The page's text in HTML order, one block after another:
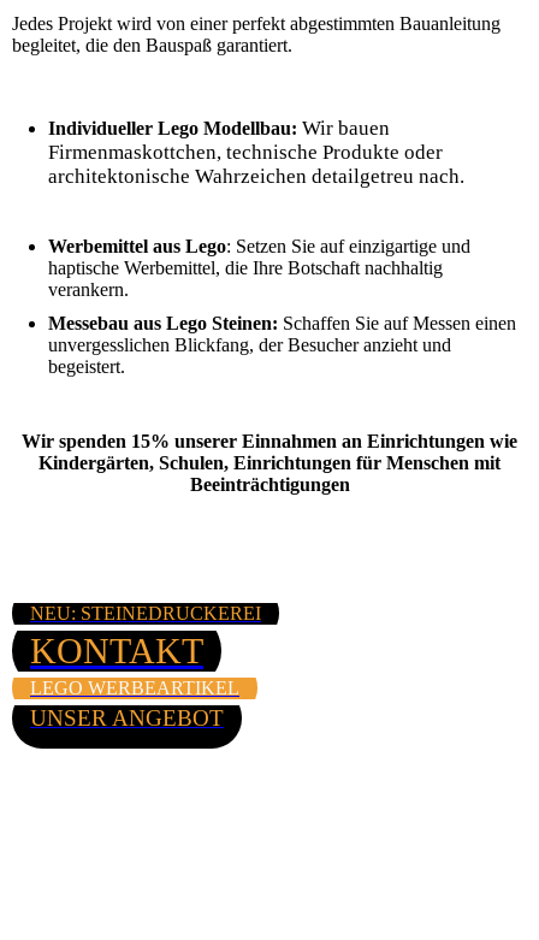
Jedes Projekt wird von einer perfekt abgestimmten Bauanleitung
begleitet, die den Bauspaß garantiert.
Individueller Lego Modellbau: Wir bauen
Firmenmaskottchen, technische Produkte oder
architektonische Wahrzeichen detailgetreu nach.
Werbemittel aus Lego: Setzen Sie auf einzigartige und
haptische Werbemittel, die Ihre Botschaft nachhaltig
verankern.
Messebau aus Lego Steinen: Schaffen Sie auf Messen einen
unvergesslichen Blickfang, der Besucher anzieht und
begeistert.
Wir spenden 15% unserer Einnahmen an Einrichtungen wie
Kindergärten, Schulen, Einrichtungen für Menschen mit
Beeinträchtigungen
NEU: STEINEDRUCKEREI
KONTAKT
LEGO WERBEARTIKEL
UNSER ANGEBOT